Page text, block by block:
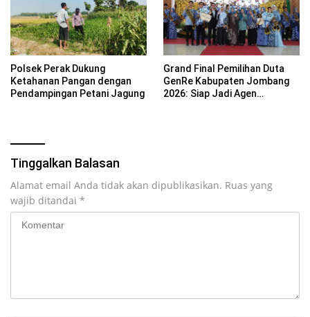
Polsek Perak Dukung
Ketahanan Pangan dengan
Pendampingan Petani Jagung
Grand Final Pemilihan Duta
GenRe Kabupaten Jombang
2026: Siap Jadi Agen
Tinggalkan Balasan
Alamat email Anda tidak akan dipublikasikan. Ruas yang
wajib ditandai *